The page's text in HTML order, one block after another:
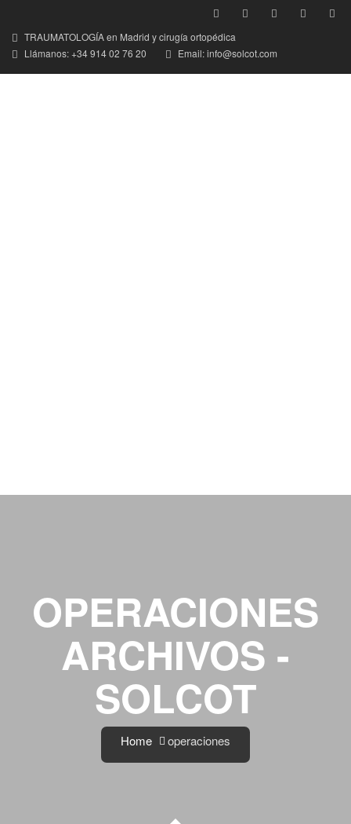
TRAUMATOLOGÍA en Madrid y cirugía ortopédica
Llámanos: +34 914 02 76 20
Email: info@solcot.com
OPERACIONES
ARCHIVOS -
SOLCOT
Home operaciones